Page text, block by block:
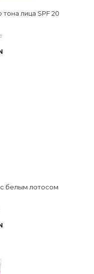
лица SPF 20
белым лотосом